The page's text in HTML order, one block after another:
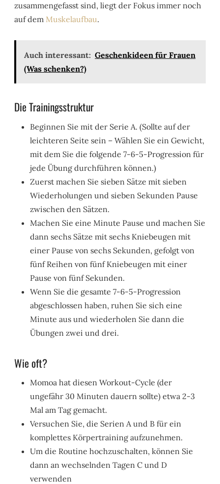
zusammengefasst sind, liegt der Fokus immer noch
auf dem Muskelaufbau.
Auch interessant: Geschenkideen für Frauen
(Was schenken?)
Die Trainingsstruktur
Beginnen Sie mit der Serie A. (Sollte auf der
leichteren Seite sein – Wählen Sie ein Gewicht,
mit dem Sie die folgende 7-6-5-Progression für
jede Übung durchführen können.)
Zuerst machen Sie sieben Sätze mit sieben
Wiederholungen und sieben Sekunden Pause
zwischen den Sätzen.
Machen Sie eine Minute Pause und machen Sie
dann sechs Sätze mit sechs Kniebeugen mit
einer Pause von sechs Sekunden, gefolgt von
fünf Reihen von fünf Kniebeugen mit einer
Pause von fünf Sekunden.
Wenn Sie die gesamte 7-6-5-Progression
abgeschlossen haben, ruhen Sie sich eine
Minute aus und wiederholen Sie dann die
Übungen zwei und drei.
Wie oft?
Momoa hat diesen Workout-Cycle (der
ungefähr 30 Minuten dauern sollte) etwa 2-3
Mal am Tag gemacht.
Versuchen Sie, die Serien A und B für ein
komplettes Körpertraining aufzunehmen.
Um die Routine hochzuschalten, können Sie
dann an wechselnden Tagen C und D
verwenden